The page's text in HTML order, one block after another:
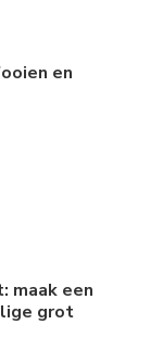
en
maak een
grot